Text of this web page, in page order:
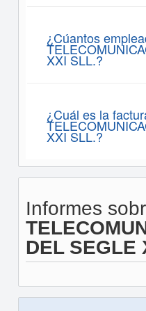
¿Cúantos
XXI SLL.?
¿Cuál es la
XXI SLL.?
Informes
DEL SEGLE